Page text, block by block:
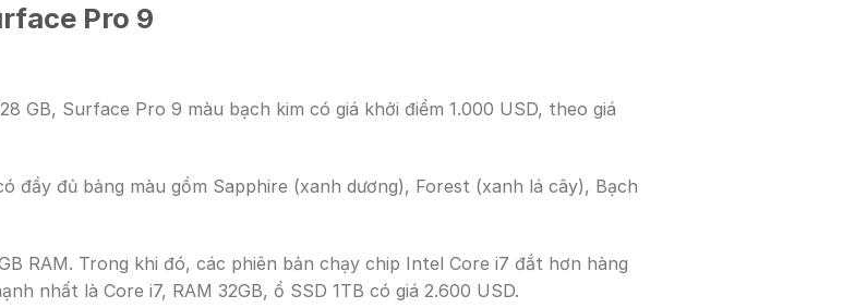
Pro 9
GB, Surface Pro 9 màu bạch kim có giá khởi điểm 1.000 USD, theo giá
đầy đủ bảng màu gồm Sapphire (xanh dương), Forest (xanh lá cây), Bạch
RAM. Trong khi đó, các phiên bản chạy chip Intel Core i7 đắt hơn hàng
nhất là Core i7, RAM 32GB, ổ SSD 1TB có giá 2.600 USD.